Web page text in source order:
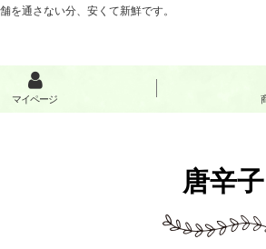
を通さない分、安くて新鮮です。
マイページ
唐辛